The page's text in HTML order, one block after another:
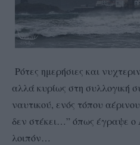
Ρότες ημερήσιες και
αλλά κυρίως στη συλλογική
ναυτικού, ενός τόπου
δεν στέκει…” όπως έγραψε ο
λοιπόν…